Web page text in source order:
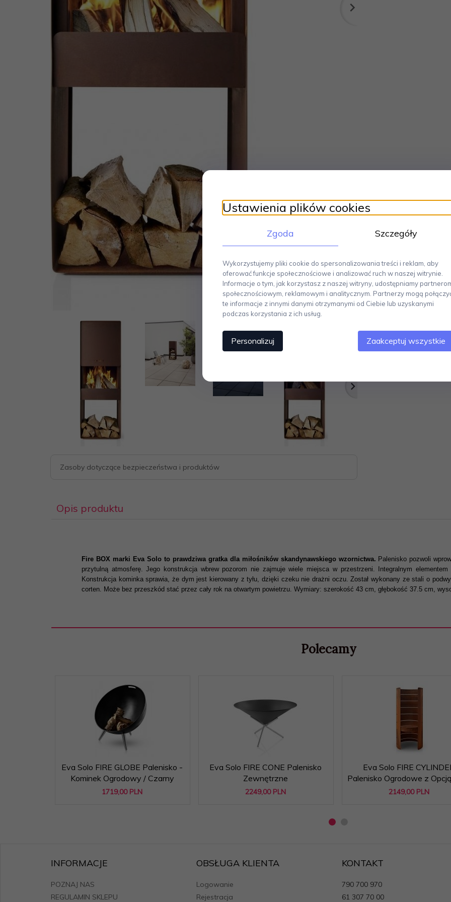
Zasoby dotyczące bezpieczeństwa i produktów
Opis produktu
Fire BOX marki Eva Solo to prawdziwa gratka dla miłośników skandynawskiego wzornictwa. Palenisko pozwoli
przytulną atmosferę. Jego konstrukcja wbrew pozorom nie zajmuje wiele miejsca w przestrzeni. Integralnym elementem
Konstrukcja kominka sprawia, że dym jest kierowany z tyłu, dzięki czeku nie drażni oczu. Został wykonany ze stali o
corten. Może bez przeszkód stać przez cały rok na otwartym powietrzu. Wymiary: szerokość 43 cm, głębokość 37.5 cm,
Polecamy
Eva Solo FIRE GLOBE Palenisko -
Kominek Ogrodowy / Czarny
1719,00 PLN
Eva Solo FIRE CONE Palenisko
Zewnętrzne
2249,00 PLN
Eva Solo FIRE
Palenisko Ogrodowe z
2149,00 PLN
INFORMACJE
POZNAJ NAS
REGULAMIN SKLEPU
OBSŁUGA KLIENTA
Logowanie
Rejestracja
KONTAKT
790 700 970
61 307 70 00
Ustawienia plików cookies
Zgoda Szczegóły
Wykorzystujemy pliki cookie do spersonalizowania treści i reklam, aby
oferować funkcje społecznościowe i analizować ruch w naszej witrynie.
Informacje o tym, jak korzystasz z naszej witryny, udostępniamy
społecznościowym, reklamowym i analitycznym. Partnerzy mogą
te informacje z innymi danymi otrzymanymi od Ciebie lub uzyskanymi
podczas korzystania z ich usług.
Personalizuj Zaakceptuj wszystkie